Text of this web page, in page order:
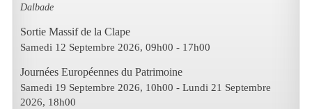
Dalbade
Sortie Massif de la Clape
Samedi 12 Septembre 2026, 09h00 - 17h00
Journées Européennes du Patrimoine
Samedi 19 Septembre 2026, 10h00 - Lundi 21 Septembre
2026, 18h00